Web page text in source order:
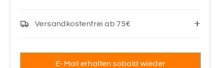
Versandkostenfrei ab 75€
E-Mail erhalten sobald wieder